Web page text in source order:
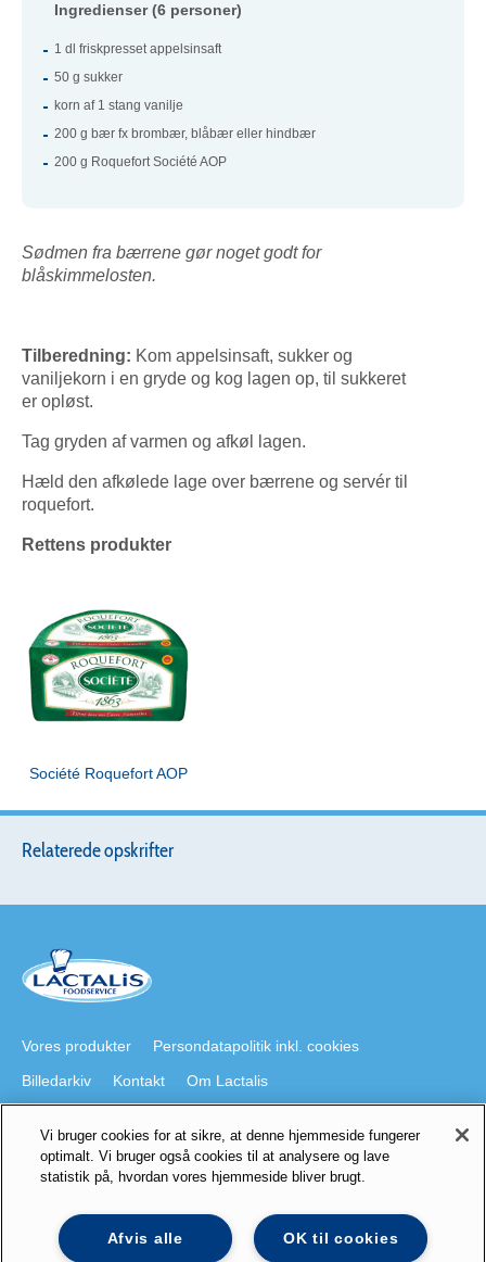
Sødmen fra bærrene gør noget godt for
blåskimmelosten.
Tilberedning: Kom appelsinsaft, sukker og
vaniljekorn i en gryde og kog lagen op, til sukkeret
er opløst.
Tag gryden af varmen og afkøl lagen.
Hæld den afkølede lage over bærrene og servér til
roquefort.
Rettens produkter
Société Roquefort AOP
Ingredienser (6 personer)
1 dl friskpresset appelsinsaft
50 g sukker
korn af 1 stang vanilje
200 g bær fx brombær, blåbær eller hindbær
200 g Roquefort Société AOP
Relaterede opskrifter
Vores produkter
Persondatapolitik inkl. cookies
Billedarkiv
Kontakt Om Lactalis
Besøg også
lactalis.dk
Foodservice på Youtube
galbani.dk
president.dk
staystrong.nu Lactalis på LinkedIn
Vi bruger cookies for at sikre, at denne hjemmeside fungerer
optimalt. Vi bruger også cookies til at analysere og lave
statistik på, hvordan vores hjemmeside bliver brugt.
OK til cookies
Afvis alle